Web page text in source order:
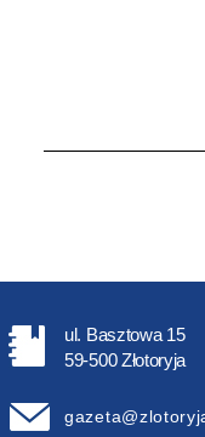
ul. Basztowa 15
59-500 Złotoryja